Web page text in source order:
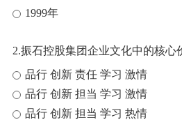
1999年
2.振石控股集团企业文化中的核心
品行 创新 责任 学习 激情
品行 创新 担当 学习 激情
品行 创新 担当 学习 热情